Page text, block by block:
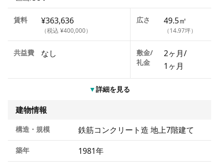
賃料 ¥363,636
（税込 ¥400,000）
広さ 49.5㎡
（14.97坪）
共益費 なし
敷金/
礼金
2ヶ月/
1ヶ月
▼詳細を見る
建物情報
構造・規模 鉄筋コンクリート造 地上7階建て
築年 1981年